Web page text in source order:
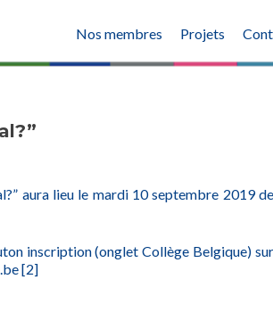
Nos membres Projets
aura lieu le mardi 10 septembre 2019 de
inscription (onglet Collège Belgique) sur
[2]